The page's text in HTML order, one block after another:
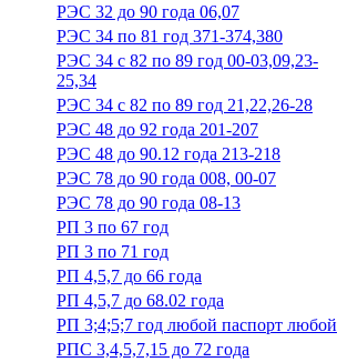
РЭС 32 до 90 года 06,07
РЭС 34 по 81 год 371-374,380
РЭС 34 с 82 по 89 год 00-03,09,23-
25,34
РЭС 34 с 82 по 89 год 21,22,26-28
РЭС 48 до 92 года 201-207
РЭС 48 до 90.12 года 213-218
РЭС 78 до 90 года 008, 00-07
РЭС 78 до 90 года 08-13
РП 3 по 67 год
РП 3 по 71 год
РП 4,5,7 до 66 года
РП 4,5,7 до 68.02 года
РП 3;4;5;7 год любой паспорт любой
РПС 3,4,5,7,15 до 72 года